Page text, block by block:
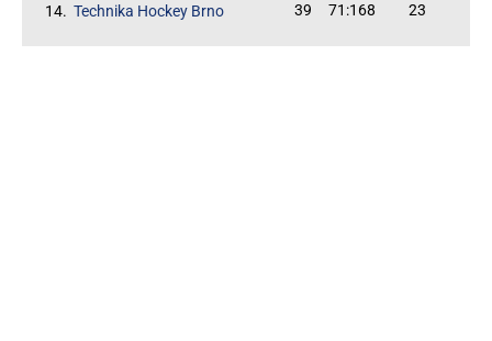
14. Technika Hockey Brno 39 71:168 23